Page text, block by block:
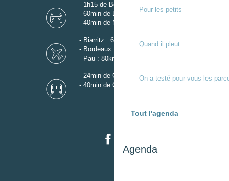
Pour les petits
Quand il pleut
On a testé pour vous les
Tout l'agenda
Agenda
- 1h15 de Bordeaux
- 60min de Biarritz
- 40min de Mont-de-Marsan
- Biarritz : 60km
- Bordeaux Mérignac : 110km
- Pau : 80km
- 24min de Gare de Dax
- 40min de Gare de Mont-de-Marsan